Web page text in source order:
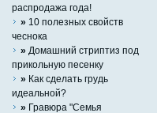
распродажа года!
» 10 полезных свойств
чеснока
» Домашний стриптиз под
прикольную песенку
» Как сделать грудь
идеальной?
» Гравюра "Семья